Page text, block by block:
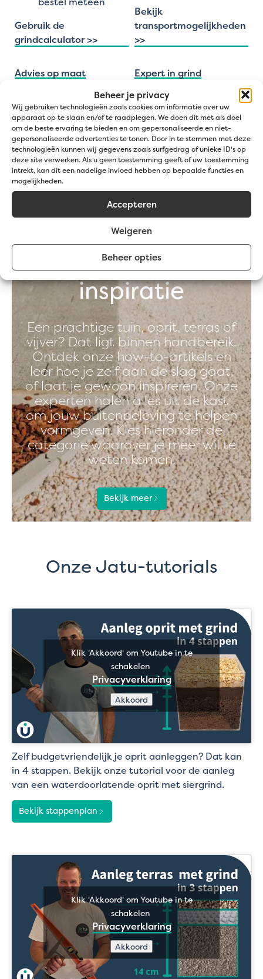
Beheer je privacy
Wij gebruiken technologieën zoals cookies om informatie over uw
apparaat op te slaan en/of te raadplegen. We doen dit met als doel
om de beste ervaring te bieden en om gepersonaliseerde en niet-
gepersonaliseerde advertenties te tonen. Door in te stemmen met deze
technologieën kunnen wij gegevens zoals surfgedrag of unieke ID's op
deze site verwerken. Als u geen toestemming geeft of uw toestemming
intrekt, kan dit een nadelige invloed hebben op bepaalde functies en
mogelijkheden.
Accepteren
Weigeren
Beheer opties
Gebruik de
grindcalculator >>
Bekijk
transportmogelijkheden
>>
Advies op maat
Persoonlijk advies
Op maat van je
tuinproject
Antwoord binnen
de 24u
Contacteer een expert
>>
Expert in grind
Meer dan 10 jaar
ervaring
4,8/5 score op
Trustpilot
Meer dan 100
positieve reviews
Bekijk onze cases >>
Tuinadvies &
inspiratie
Een prachtige tuin, oprit, terras of
vijver? Dat ligt binnen handbereik.
Ontdek onze how-to-artikels en
leer hoe je zelf aan de slag gaat,
of laat je gewoon inspireren. Onze
experten halen alles uit de kast
om jouw buitenbeleving te helpen
vormgeven. Kies hieronder de
categorie waarover je meer wil te
weten komen.
Bekijk meer
Onze Jatu-tutorials
Klik 'Akkoord' om Youtube in te
schakelen
Privacyverklaring
Akkoord
Zelf budgetvriendelijk je oprit aanleggen? Dat kan
in 4 stappen. Bekijk onze tutorial voor de aanleg
van een waterdoorlatende oprit met siergrind.
Bekijk stappenplan
Klik 'Akkoord' om Youtube in te
schakelen
Privacyverklaring
Akkoord